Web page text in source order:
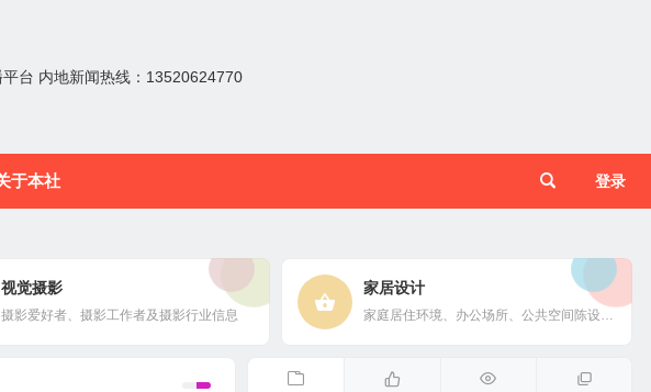
台 内地新闻热线：13520624770
于本社 登录
视觉摄影
摄影爱好者、摄影工作者及摄影行业信息
家居设计
家庭居住环境、办公场所、公共空间陈设风格以设计搭配